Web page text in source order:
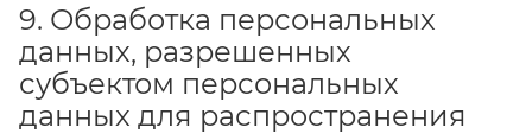
9. Обработка персональных
данных, разрешенных
субъектом персональных
данных для распространения